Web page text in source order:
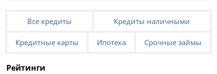
Все кредиты Кредиты наличными
Кредитные карты Ипотека Срочные займы
Рейтинги